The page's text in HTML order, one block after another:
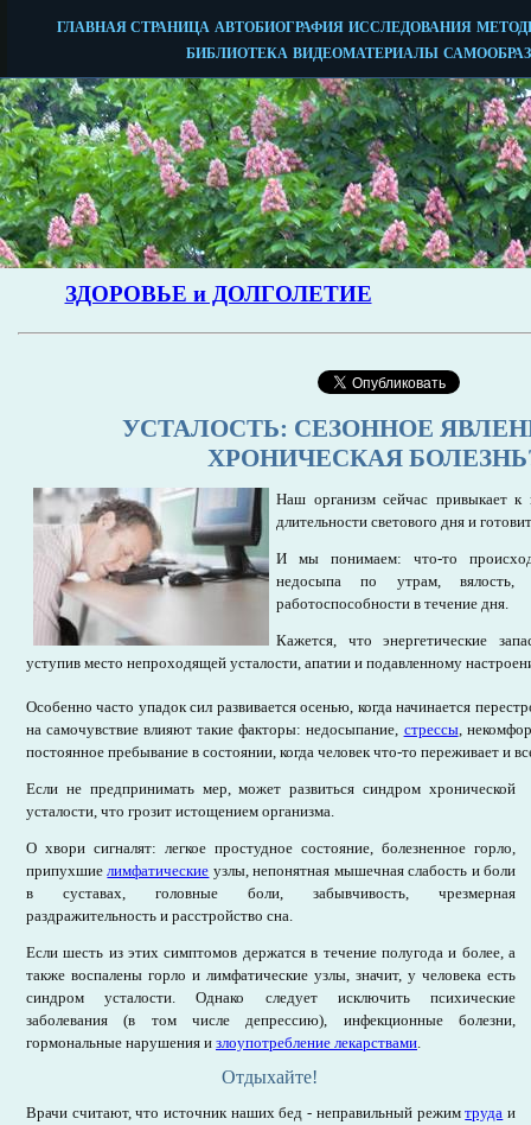
УСТАЛОСТЬ: СЕЗОННОЕ
ХРОНИЧЕСКАЯ
Наш организм сейчас привыкает
длительности светового дня и
И мы понимаем: что-то
недосыпа по утрам, вялость,
работоспособности в течение дня.
Кажется, что энергетические
уступив место непроходящей усталости, апатии и подавленному
Особенно часто упадок сил развивается осенью, когда начинается
на самочувствие влияют такие факторы: недосыпание, стрессы,
постоянное пребывание в состоянии, когда человек что-то переживает и
Если не предпринимать мер, может развиться синдром хронической
усталости, что грозит истощением организма.
О хвори сигналят: легкое простудное состояние, болезненное горло,
припухшиелимфатические узлы, непонятная мышечная слабость и боли
в суставах, головные боли, забывчивость, чрезмерная
раздражительность и расстройство сна.
Если шесть из этих симптомов держатся в течение полугода и более, а
также воспалены горло и лимфатические узлы, значит, у человека есть
синдром усталости. Однако следует исключить психические
заболевания (в том числе депрессию), инфекционные болезни,
гормональные нарушения и злоупотребление лекарствами.
Отдыхайте!
Врачи считают, что источник наших бед - неправильный режимтруда и